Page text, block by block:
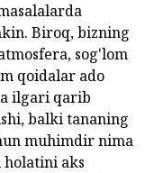
Biroq, bizning
sog'lom
qoidalar ado
ilgari qarib
balki tananing
muhimdir nima
aks